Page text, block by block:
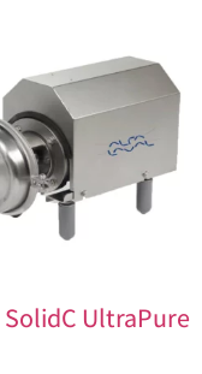
SolidC UltraPure